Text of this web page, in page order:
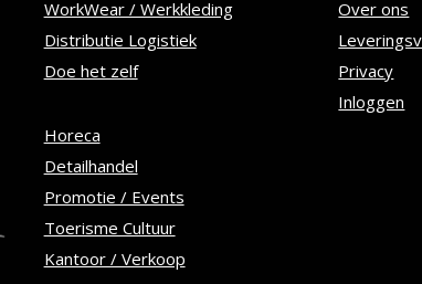
kan
WorkWear / Werkkleding
Distributie Logistiek
Doe het zelf
Horeca
Detailhandel
Promotie / Events
Toerisme Cultuur
Kantoor / Verkoop
Over ons
Privacy
Inloggen